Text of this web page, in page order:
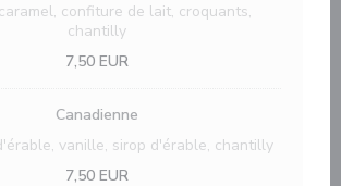
confiture de lait, croquants,
chantilly
7,50 EUR
Canadienne
vanille, sirop d'érable, chantilly
7,50 EUR